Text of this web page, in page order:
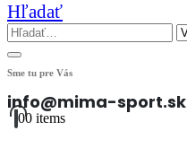
Hľadať
Sme tu pre Vás
info@mima-sport.sk
00 items